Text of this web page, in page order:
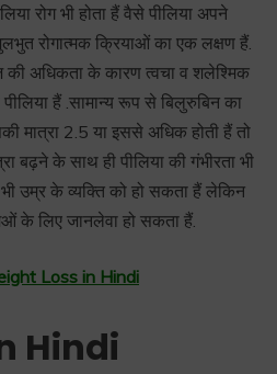
रोग भी होता हैं वैसे पीलिया अपने
रोगात्मक क्रियाओं का एक लक्षण हैं.
की अधिकता के कारण त्वचा व शलेश्मिक
हैं .सामान्य रूप से बिलुरुबिन का
मात्रा 2.5 या इससे अधिक होती हैं तो
बढ़ने के साथ ही पीलिया की गंभीरता भी
उम्र के व्यक्ति को हो सकता हैं लेकिन
के लिए जानलेवा हो सकता हैं.
Loss in Hindi
Hindi